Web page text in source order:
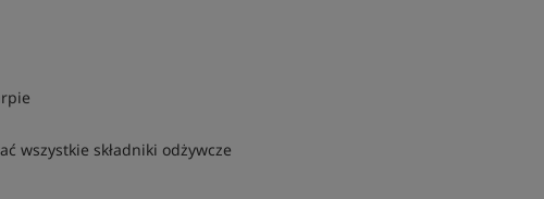
wszystkie składniki odżywcze